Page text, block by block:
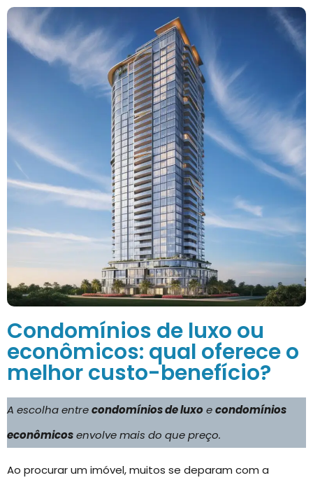
Condomínios de luxo ou
econômicos: qual oferece o
melhor custo-benefício?
A escolha entrecondomínios de luxoecondomínios
econômicosenvolve mais do que preço.
Ao procurar um imóvel, muitos se deparam com a